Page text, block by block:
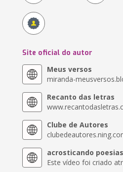
Site oficial do autor
Meus versos
miranda-
Recanto das letras
Clube de Autores
acrosticando poesias
Este vídeo foi criado